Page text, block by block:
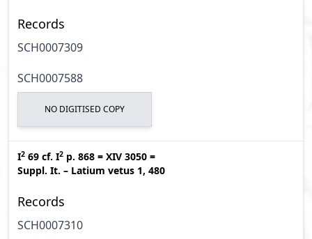
Records
SCH0007309
SCH0007588
NO DIGITISED COPY
I2 69 cf. I2 p. 868 = XIV 3050 =
Suppl. It. – Latium vetus 1, 480
Records
SCH0007310